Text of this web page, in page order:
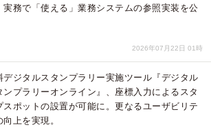
実務で「使える」業務システムの参照実装を公
2026年07月22日 01時
デジタルスタンプラリー実施ツール『デジタル
ンプラリーオンライン』、座標入力によるスタ
スポットの設置が可能に。更なるユーザビリテ
向上を実現。